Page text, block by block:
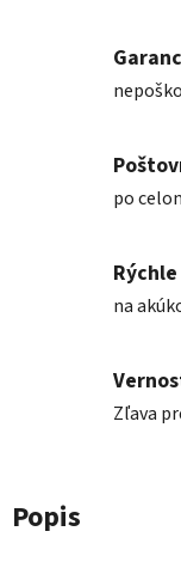
po
na
Zľava
Popis